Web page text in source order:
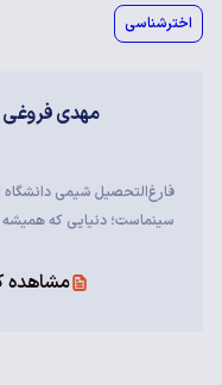
اخترشناسی
مهدی فروغی
فارغ‌التحصیل شیمی دانشگاه
سینماست؛ دنیایی که